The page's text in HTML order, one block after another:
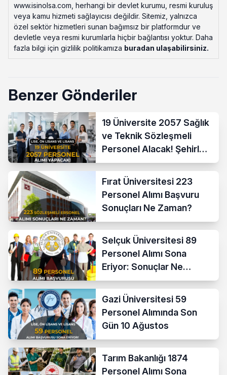
www.isinolsa.com, herhangi bir devlet kurumu, resmi kuruluş
veya kamu hizmeti sağlayıcısı değildir. Sitemiz, yalnızca
özel sektör hizmetleri sunan bağımsız bir platformdur ve
devletle veya resmi kurumlarla hiçbir bağlantısı yoktur. Daha
fazla bilgi için gizlilik politikamıza buradan ulaşabilirsiniz.
Benzer Gönderiler
19 Üniversite 2057 Sağlık
ve Teknik Sözleşmeli
Personel Alacak! Şehirler
Açıklandı
Fırat Üniversitesi 223
Personel Alımı Başvuru
Sonuçları Ne Zaman?
Selçuk Üniversitesi 89
Personel Alımı Sona
Eriyor: Sonuçlar Ne
Zaman?
Gazi Üniversitesi 59
Personel Alımında Son
Gün 10 Ağustos
Tarım Bakanlığı 1874
Personel Alımı Sona